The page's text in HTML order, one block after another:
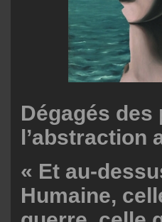
Dégagés
l’abstraction
« Et au-
Humaine,